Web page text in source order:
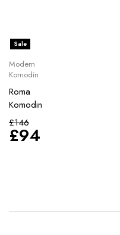
Sale
Modern
Komodin
Roma
Komodin
£146
£94